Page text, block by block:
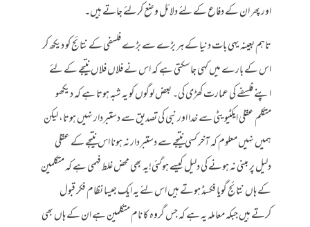
اور پھر ان کے دفاع کے لئے دلائل وضع کرلئے جاتے ہیں۔
تاہم بعینہ یہی بات دنیا کے ہر بڑے سے بڑے فلسفی کے نتائج کو دیکھ کر
اس کے بارے میں کہی جاسکتی ہے کہ اس نے فلاں فلاں نتیجے کے لئے
اپنے فلسفے کی عمارت کھڑی کی۔ بعض لوگوں کو یہ شبہ ہوتا ہے کہ دیکھو
متکلم عقلی ایکٹیویٹی سے خدا اور نبی کی تصدیق سے دستبردار نہیں ہوتا، لیکن
ہمیں نہیں معلوم کہ آخر کسی نتیجے سے دستبردار نہ ہونا اس نتیجے کے عقلی
دلیل پر مبنی نہ ہونے کی دلیل کیسے ہوگئی!یہ بھی محض غلط فہمی ہے کہ متکلمین
کے ہاں نتائج گویا فکسڈ ہوتے ہیں اس لئے یہ ایک جیسا نظام فکر قبول
کرتے ہیں جبکہ معاملہ یہ ہے کہ جس گروہ کا نام متکلمین ہے ان کے ہاں بھی